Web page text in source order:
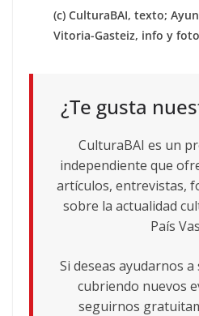
(c) CulturaBAI, texto;
Vitoria-Gasteiz, info y
¿Te gusta
CulturaBAI es un
independiente que
artículos, entrevistas,
sobre la actualidad
País
Si deseas ayudarnos
cubriendo nuevos
seguirnos